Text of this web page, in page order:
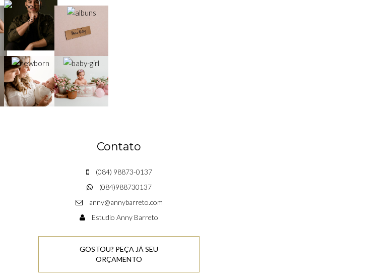
Contato
(084) 98873-0137
(084)988730137
anny@annybarreto.com
Estudio Anny Barreto
GOSTOU? PEÇA JÁ SEU
ORÇAMENTO